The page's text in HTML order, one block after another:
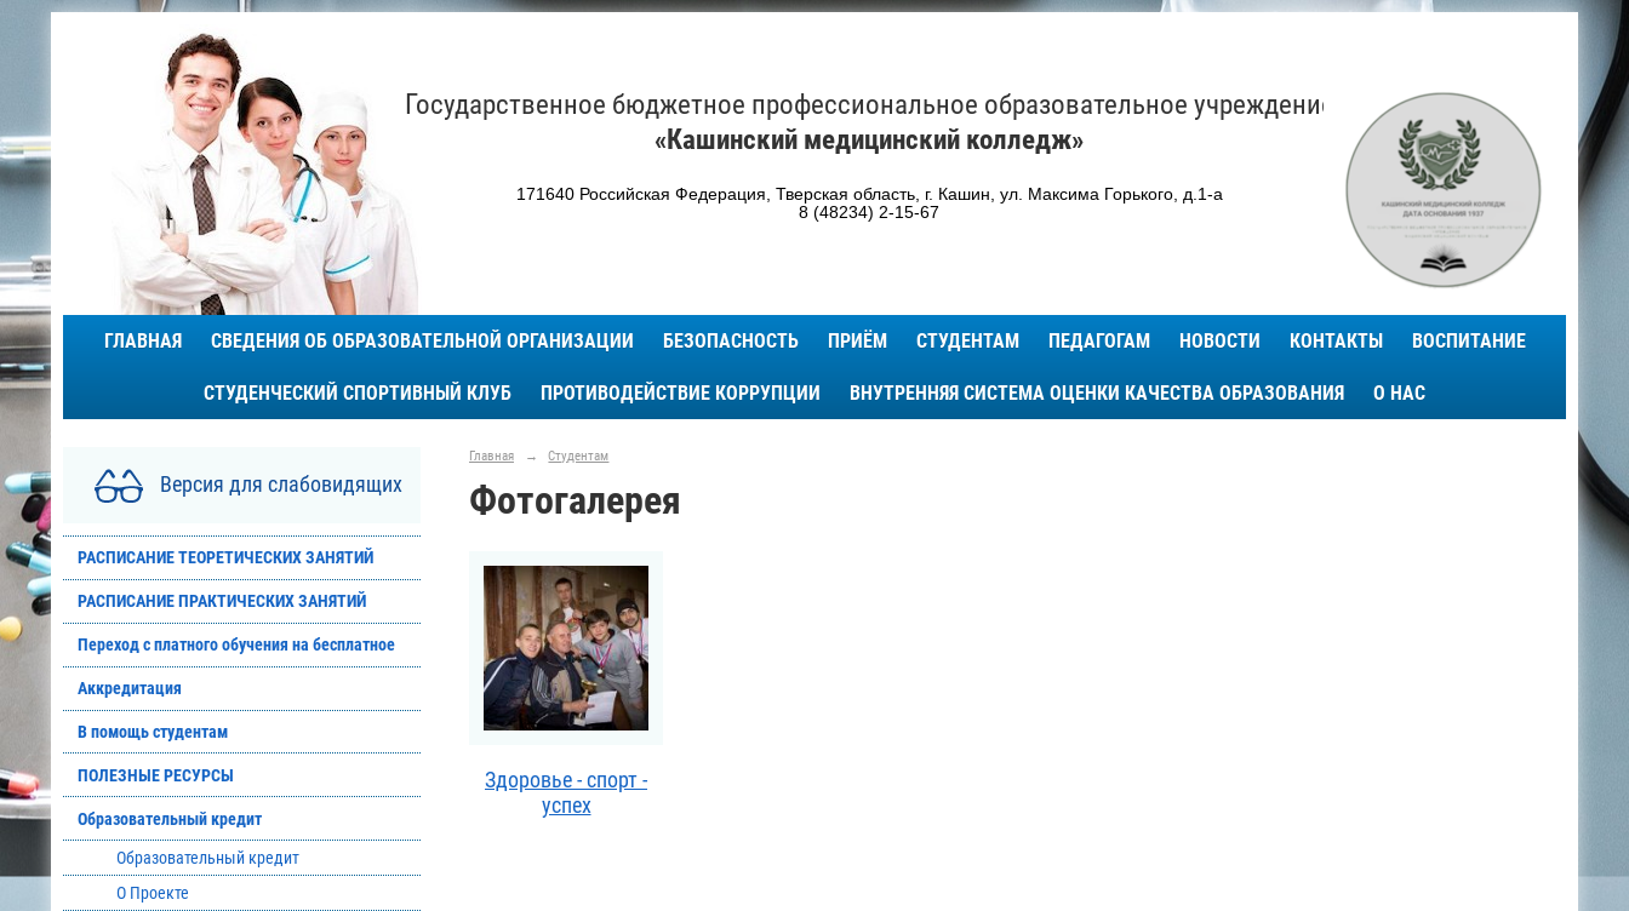
Государственное бюджетное профессиональное образовательное учреждение
«Кашинский медицинский колледж»
171640 Российская Федерация, Тверская область, г. Кашин, ул. Максима Горького, д.1-а
8 (48234) 2-15-67
ГЛАВНАЯ СВЕДЕНИЯ ОБ ОБРАЗОВАТЕЛЬНОЙ ОРГАНИЗАЦИИ БЕЗОПАСНОСТЬ ПРИЁМ СТУДЕНТАМ ПЕДАГОГАМ НОВОСТИ КОНТАКТЫ ВОСПИТАНИЕ
СТУДЕНЧЕСКИЙ СПОРТИВНЫЙ КЛУБ ПРОТИВОДЕЙСТВИЕ КОРРУПЦИИ ВНУТРЕННЯЯ СИСТЕМА ОЦЕНКИ КАЧЕСТВА ОБРАЗОВАНИЯ О НАС
Версия для слабовидящих
РАСПИСАНИЕ ТЕОРЕТИЧЕСКИХ ЗАНЯТИЙ
РАСПИСАНИЕ ПРАКТИЧЕСКИХ ЗАНЯТИЙ
Переход с платного обучения на бесплатное
Аккредитация
В помощь студентам
ПОЛЕЗНЫЕ РЕСУРСЫ
Образовательный кредит
Образовательный кредит
О Проекте
Главная → Студентам
Фотогалерея
Здоровье - спорт -
успех